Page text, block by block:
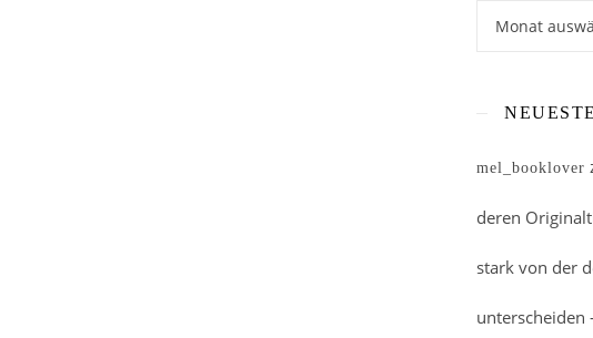
mel_booklover
deren
stark von der
unterscheiden